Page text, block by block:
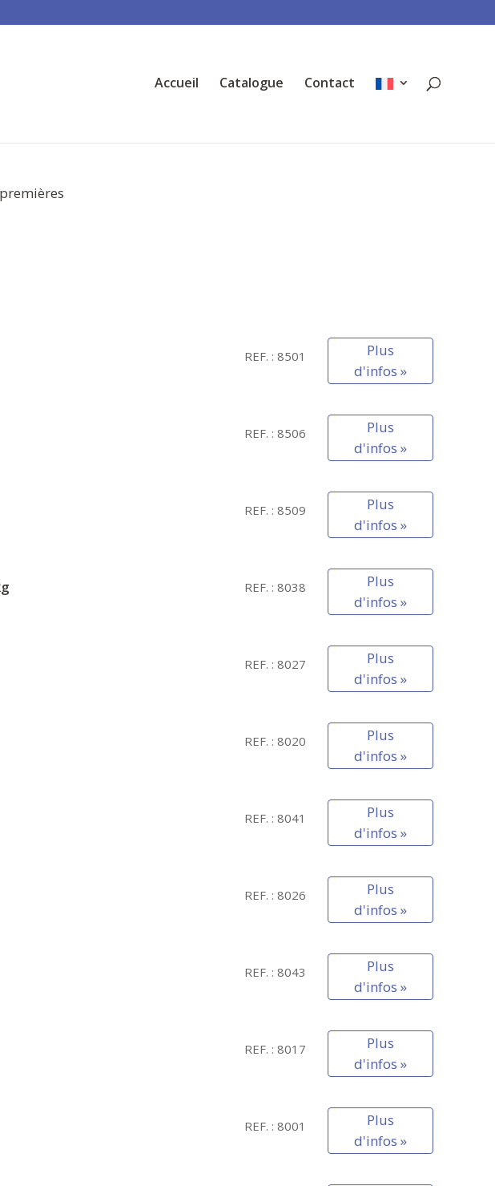
Accueil Catalogue Contact
REF. : 8501
Plus
d'infos »
REF. : 8506
Plus
d'infos »
REF. : 8509
Plus
d'infos »
REF. : 8038
Plus
d'infos »
REF. : 8027
Plus
d'infos »
REF. : 8020
Plus
d'infos »
REF. : 8041
Plus
d'infos »
REF. : 8026
Plus
d'infos »
REF. : 8043
Plus
d'infos »
REF. : 8017
Plus
d'infos »
REF. : 8001
Plus
d'infos »